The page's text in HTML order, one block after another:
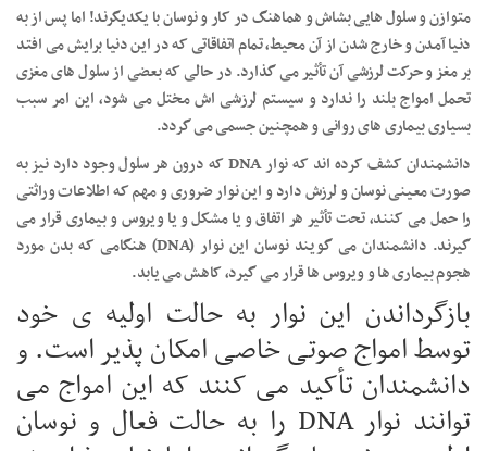
متوازن و سلول هایی بشاش و هماهنگ در کار و نوسان با یکدیگرند! اما پس از به
دنیا آمدن و خارج شدن از آن محیط، تمام اتفاقاتی که در این دنیا برایش می افتد
بر مغز و حرکت لرزشی آن تأثیر می گذارد. در حالی که بعضی از سلول های مغزی
تحمل امواج بلند را ندارد و سیستم لرزشی اش مختل می شود، این امر سبب
بسیاری بیماری های روانی و همچنین جسمی می گردد.
دانشمندان کشف کرده اند که نوار DNA که درون هر سلول وجود دارد نیز به
صورت معینی نوسان و لرزش دارد و این نوار ضروری و مهم که اطلاعات وراثتی
را حمل می کنند، تحت تأثیر هر اتفاق و یا مشکل و یا ویروس و بیماری قرار می
گیرند. دانشمندان می گویند نوسان این نوار (DNA) هنگامی که بدن مورد
هجوم بیماری ها و ویروس ها قرار می گیرد، کاهش می یابد.
بازگرداندن این نوار به حالت اولیه ی خود
توسط امواج صوتی خاصی امکان پذیر است. و
دانشمندان تأکید می کنند که این امواج می
توانند نوار DNA را به حالت فعال و نوسان